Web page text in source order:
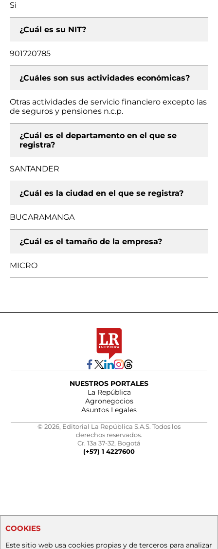
Si
¿Cuál es su NIT?
901720785
¿Cuáles son sus actividades económicas?
Otras actividades de servicio financiero excepto las
de seguros y pensiones n.c.p.
¿Cuál es el departamento en el que se
registra?
SANTANDER
¿Cuál es la ciudad en el que se registra?
BUCARAMANGA
¿Cuál es el tamaño de la empresa?
MICRO
NUESTROS PORTALES
La República
Agronegocios
Asuntos Legales
© 2026, Editorial La República S.A.S. Todos los
derechos reservados.
Cr. 13a 37-32, Bogotá
(+57) 1 4227600
COOKIES
Este sitio web usa cookies propias y de terceros para analizar